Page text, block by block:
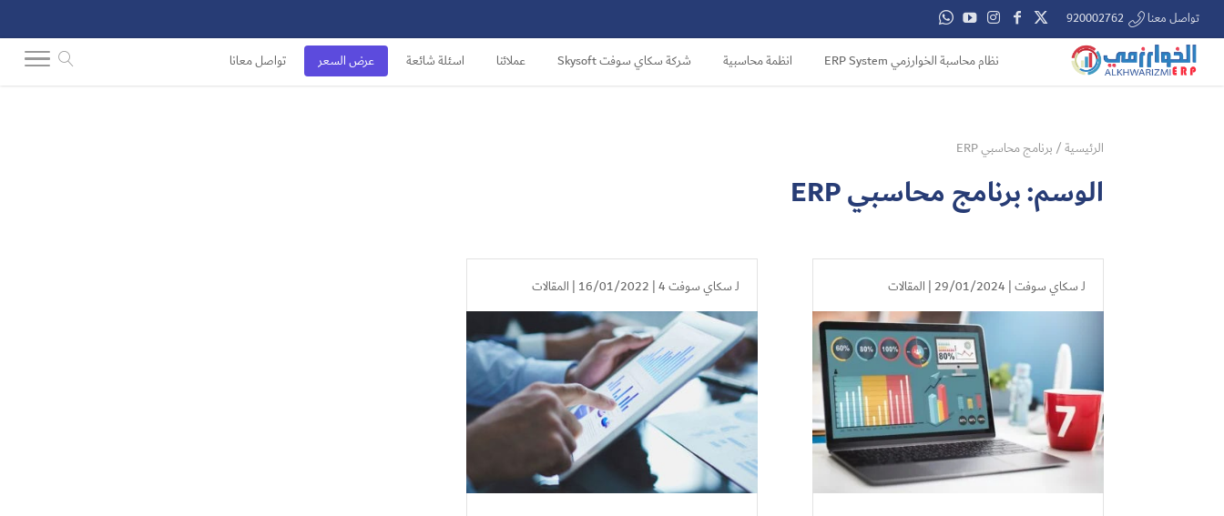
تواصل معنا 920002762
نظام محاسبة الخوارزمي ERP System انظمة محاسبية شركة سكاي سوفت Skysoft عملائنا اسئلة شائعة عرض السعر تواصل معانا
الرئيسية/ برنامج محاسبي ERP
الوسم:برنامج محاسبي ERP
لـسكاي سوفت| 29/01/2024 | المقالات لـسكاي سوفت 4 | 16/01/2022 | المقالات